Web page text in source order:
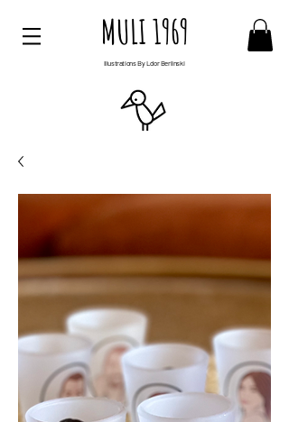
MULI 1969
Illustrations By Ldor Berlinski